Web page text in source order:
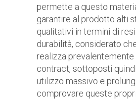
permette a questo
garantire al prodotto alti
qualitativi in termini di
durabilità, considerato
realizza prevalentemente
contract, sottoposti
utilizzo massivo e
comprovare queste